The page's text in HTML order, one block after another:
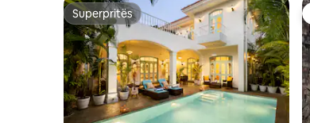
Superpritës
Superpritës